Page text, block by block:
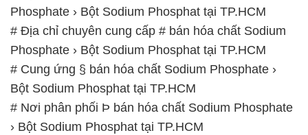
Phosphate › Bột Sodium Phosphat tại TP.HCM
# Địa chỉ chuyên cung cấp # bán hóa chất Sodium
Phosphate › Bột Sodium Phosphat tại TP.HCM
# Cung ứng § bán hóa chất Sodium Phosphate ›
Bột Sodium Phosphat tại TP.HCM
# Nơi phân phối Þ bán hóa chất Sodium Phosphate
› Bột Sodium Phosphat tại TP.HCM